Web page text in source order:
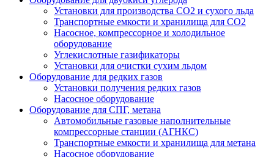
Установки для производства СО2 и сухого льда
Транспортные емкости и хранилища для CO2
Насосное, компрессорное и холодильное
оборудование
Углекислотные газификаторы
Установки для очистки сухим льдом
Оборудование для редких газов
Установки получения редких газов
Насосное оборудование
Оборудование для СПГ, метана
Автомобильные газовые наполнительные
компрессорные станции (АГНКС)
Транспортные емкости и хранилища для метана
Насосное оборудование